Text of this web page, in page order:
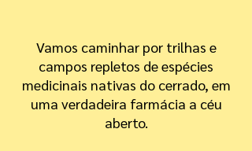
Vamos caminhar por trilhas e
campos repletos de espécies
medicinais nativas do cerrado, em
uma verdadeira farmácia a céu
aberto.